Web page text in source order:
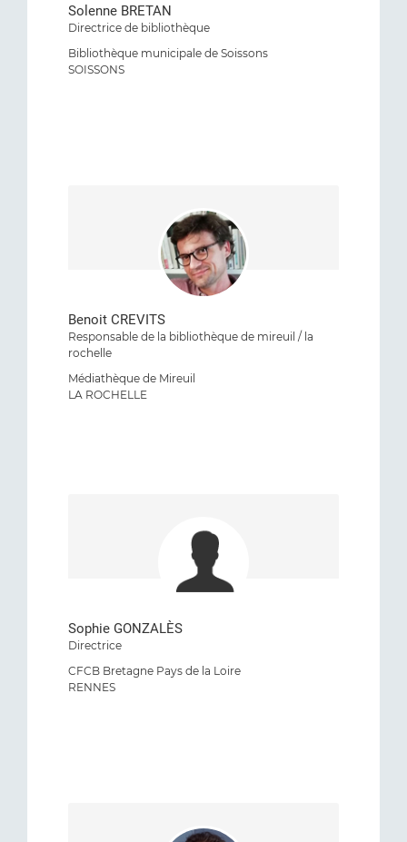
Solenne BRETAN
Directrice de bibliothèque
Bibliothèque municipale de Soissons
SOISSONS
Benoit CREVITS
Responsable de la bibliothèque de mireuil / la
rochelle
Médiathèque de Mireuil
LA ROCHELLE
Sophie GONZALÈS
Directrice
CFCB Bretagne Pays de la Loire
RENNES